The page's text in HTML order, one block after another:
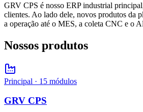
GRV CPS é nosso ERP industrial
clientes. Ao lado dele, novos produtos da
a operação até o MES, a coleta CNC e o
Nossos produtos
Principal · 15 módulos
GRV CPS